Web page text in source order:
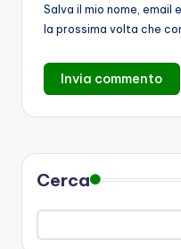
Salva il mio nome, email
la prossima volta che
Cerca